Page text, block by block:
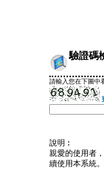
驗證碼
請輸入您在下圖中
說明︰
親愛的使用者
續使用本系統